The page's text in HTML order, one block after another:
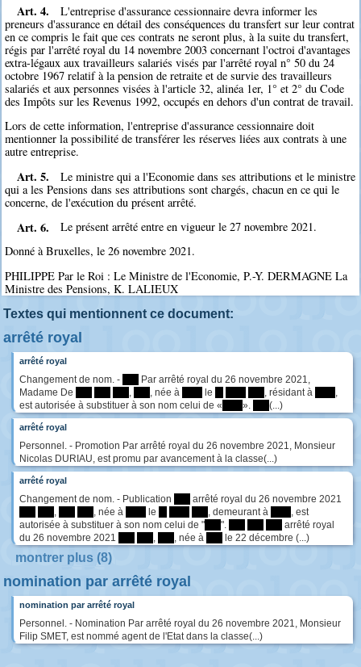
Art. 4.
L'entreprise d'assurance cessionnaire devra informer les
preneurs d'assurance en détail des conséquences du transfert sur leur contrat
en ce compris le fait que ces contrats ne seront plus, à la suite du transfert,
régis par l'arrêté royal du 14 novembre 2003 concernant l'octroi d'avantages
extra-légaux aux travailleurs salariés visés par l'arrêté royal n° 50 du 24
octobre 1967 relatif à la pension de retraite et de survie des travailleurs
salariés et aux personnes visées à l'article 32, alinéa 1er, 1° et 2° du Code
des Impôts sur les Revenus 1992, occupés en dehors d'un contrat de travail.
Lors de cette information, l'entreprise d'assurance cessionnaire doit
mentionner la possibilité de transférer les réserves liées aux contrats à une
autre entreprise.
Art. 5.
Le ministre qui a l'Economie dans ses attributions et le ministre
qui a les Pensions dans ses attributions sont chargés, chacun en ce qui le
concerne, de l'exécution du présent arrêté.
Art. 6.
Le présent arrêté entre en vigueur le 27 novembre 2021.
Donné à Bruxelles, le 26 novembre 2021.
PHILIPPE Par le Roi : Le Ministre de l'Economie, P.-Y. DERMAGNE La
Ministre des Pensions, K. LALIEUX
Textes qui mentionnent ce document:
arrêté royal
arrêté royal
Changement de nom. -
Par arrêté royal du 26 novembre 2021,
Madame De
, , née à le , résidant à
,
est autorisée à substituer à son nom celui de «
». (...)
arrêté royal
Personnel. - Promotion Par arrêté royal du 26 novembre 2021, Monsieur
Nicolas DURIAU, est promu par avancement à la classe(...)
arrêté royal
Changement de nom. - Publication
arrêté royal du 26 novembre 2021
, , née à le , demeurant à
, est
autorisée à substituer à son nom celui de "
".
arrêté royal
du 26 novembre 2021
, , née à le 22 décembre (...)
montrer plus (8)
nomination par arrêté royal
nomination par arrêté royal
Personnel. - Nomination Par arrêté royal du 26 novembre 2021, Monsieur
Filip SMET, est nommé agent de l'Etat dans la classe(...)